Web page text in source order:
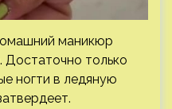
маникюр
Достаточно только
ногти в ледяную